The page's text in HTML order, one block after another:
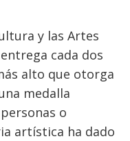
y las Artes
cada dos
alto que otorga
medalla
o
artística ha dado